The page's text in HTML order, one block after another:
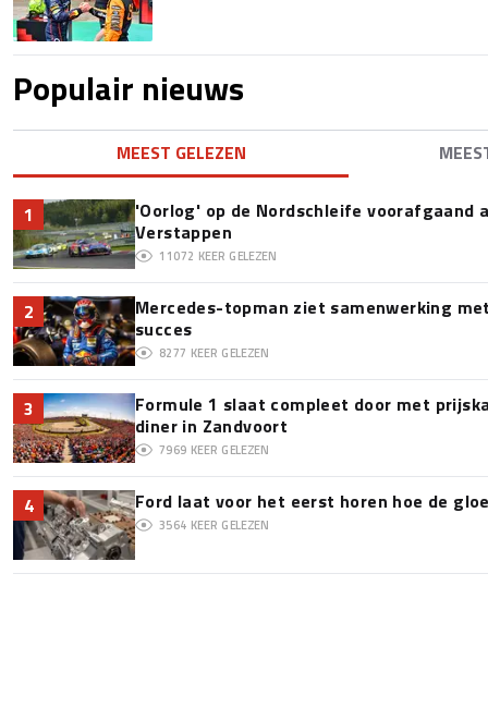
Populair nieuws
MEEST GELEZEN
1
'Oorlog' op de Nordschleife voorafgaand
Verstappen
11072 KEER GELEZEN
2
Mercedes-topman ziet samenwerking
succes
8277 KEER GELEZEN
3
Formule 1 slaat compleet door met
diner in Zandvoort
7969 KEER GELEZEN
4 Ford laat voor het eerst horen hoe de
3564 KEER GELEZEN